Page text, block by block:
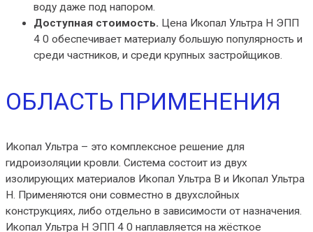
воду даже под напором.
Доступная стоимость. Цена Икопал Ультра Н ЭПП
4 0 обеспечивает материалу большую популярность и
среди частников, и среди крупных застройщиков.
ОБЛАСТЬ ПРИМЕНЕНИЯ
Икопал Ультра – это комплексное решение для
гидроизоляции кровли. Система состоит из двух
изолирующих материалов Икопал Ультра В и Икопал Ультра
Н. Применяются они совместно в двухслойных
конструкциях, либо отдельно в зависимости от назначения.
Икопал Ультра Н ЭПП 4 0 наплавляется на жёсткое